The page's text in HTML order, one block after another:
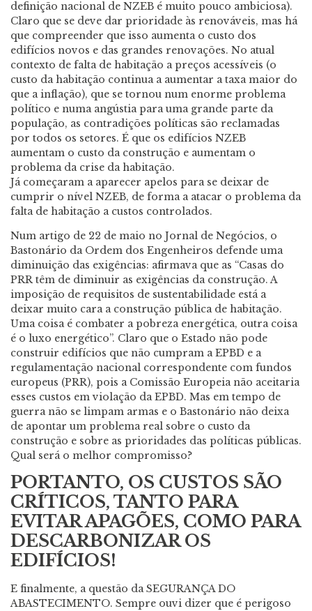
definição nacional de NZEB é muito pouco ambiciosa).
Claro que se deve dar prioridade às renováveis, mas há
que compreender que isso aumenta o custo dos
edifícios novos e das grandes renovações. No atual
contexto de falta de habitação a preços acessíveis (o
custo da habitação continua a aumentar a taxa maior do
que a inflação), que se tornou num enorme problema
político e numa angústia para uma grande parte da
população, as contradições políticas são reclamadas
por todos os setores. É que os edifícios NZEB
aumentam o custo da construção e aumentam o
problema da crise da habitação.
Já começaram a aparecer apelos para se deixar de
cumprir o nível NZEB, de forma a atacar o problema da
falta de habitação a custos controlados.
Num artigo de 22 de maio no Jornal de Negócios, o
Bastonário da Ordem dos Engenheiros defende uma
diminuição das exigências: afirmava que as “Casas do
PRR têm de diminuir as exigências da construção. A
imposição de requisitos de sustentabilidade está a
deixar muito cara a construção pública de habitação.
Uma coisa é combater a pobreza energética, outra coisa
é o luxo energético”. Claro que o Estado não pode
construir edifícios que não cumpram a EPBD e a
regulamentação nacional correspondente com fundos
europeus (PRR), pois a Comissão Europeia não aceitaria
esses custos em violação da EPBD. Mas em tempo de
guerra não se limpam armas e o Bastonário não deixa
de apontar um problema real sobre o custo da
construção e sobre as prioridades das políticas públicas.
Qual será o melhor compromisso?
PORTANTO, OS CUSTOS SÃO
CRÍTICOS, TANTO PARA
EVITAR APAGÕES, COMO PARA
DESCARBONIZAR OS
EDIFÍCIOS!
E finalmente, a questão da SEGURANÇA DO
ABASTECIMENTO. Sempre ouvi dizer que é perigoso